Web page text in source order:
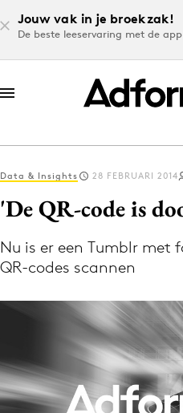
Jouw vak in je broekzak!
De beste leeservaring met de app
Log in
Volg het laatste
Data & Insights 28 FEBRUARI 2014
'De QR-code is
Nu is er een Tumblr met
QR-codes scannen